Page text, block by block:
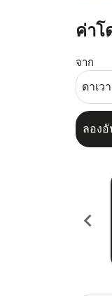
ค่าโ
จาก
ลอง
ลองอั
chevron_left